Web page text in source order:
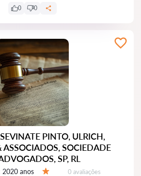
0 0
PINTO, ULRICH,
ASSOCIADOS, SOCIEDADE
SP, RL
2020 anos Avaliações:
0 avaliações